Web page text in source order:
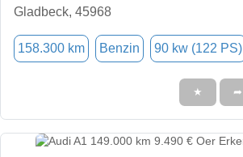
Gladbeck, 45968
158.300 km Benzin 90 kw (122 PS)
★ ➦